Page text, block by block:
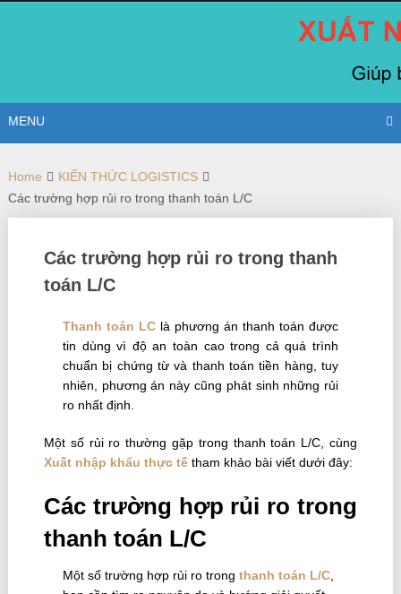
MENU
Home
KIẾN THỨC LOGISTICS
Các trường hợp rủi ro trong thanh toán L/C
Các trường hợp rủi ro trong thanh
toán L/C
Thanh toán LClà phương án thanh toán được
tin dùng vì độ an toàn cao trong cả quá trình
chuẩn bị chứng từ và thanh toán tiền hàng, tuy
nhiên, phương án này cũng phát sinh những rủi
ro nhất định.
Một số rủi ro thường gặp trong thanh toán L/C, cùng
Xuất nhập khẩu thực tếtham khảo bài viết dưới đây:
Các trường hợp rủi ro trong
thanh toán L/C
Một số trường hợp rủi ro trong thanh toán L/C,